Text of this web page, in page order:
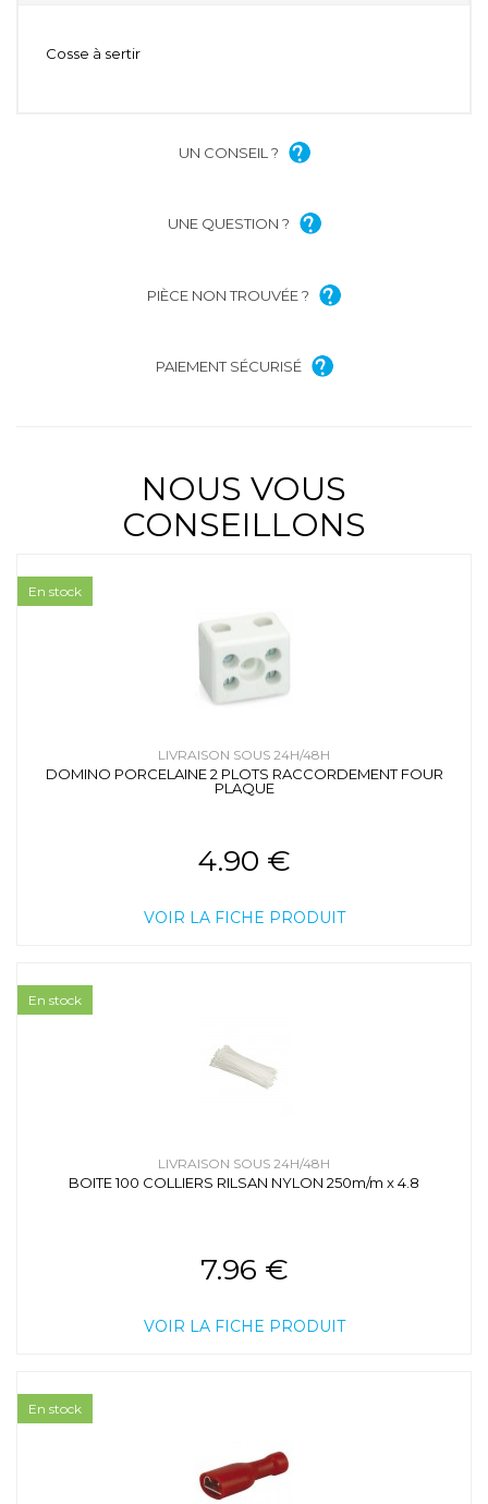
Cosse à sertir
UN CONSEIL ?
UNE QUESTION ?
PIÈCE NON TROUVÉE ?
PAIEMENT SÉCURISÉ
NOUS VOUS
CONSEILLONS
LIVRAISON SOUS 24H/48H
DOMINO PORCELAINE 2 PLOTS RACCORDEMENT FOUR
PLAQUE
4.90 €
VOIR LA FICHE PRODUIT
En stock
LIVRAISON SOUS 24H/48H
BOITE 100 COLLIERS RILSAN NYLON 250m/m x 4.8
7.96 €
VOIR LA FICHE PRODUIT
En stock
En stock